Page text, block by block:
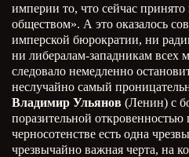
империи то, что сейчас
обществом». А это оказалось
имперской бюрократии, ни
ни либералам-западникам всех
следовало немедленно
неслучайно самый
Владимир Ульянов (Ленин) с
поразительной
черносотенстве есть одна
чрезвычайно важная черта, на